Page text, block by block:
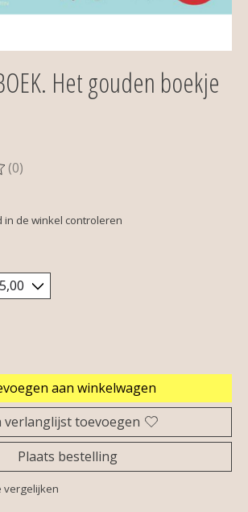
Het gouden boekje
dit product is
(0)
in de winkel controleren
aan winkelwagen
verlanglijst toevoegen
Plaats bestelling
vergelijken